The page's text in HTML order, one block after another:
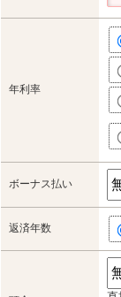
年利率
ボーナス払い
返済年数